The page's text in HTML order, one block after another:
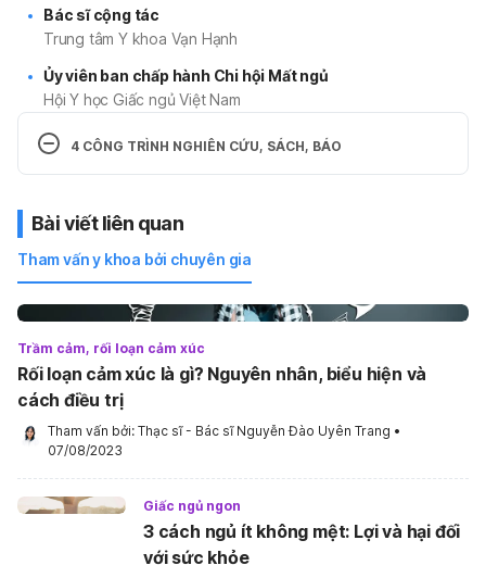
Bác sĩ cộng tác
Trung tâm Y khoa Vạn Hạnh
Ủy viên ban chấp hành Chi hội Mất ngủ
Hội Y học Giấc ngủ Việt Nam
4 CÔNG TRÌNH NGHIÊN CỨU, SÁCH, BÁO
giá trị của thang đo Hamilton D-17 phiên bản
Tiếng Việt”
Tác giả chính bài báo “Nhận thức về bệnh ở
bệnh nhân trầm cảm tại phòng khám Tâm Thần
Chí Minh” xuất bản trên tạp chí Y Dược thực
hành 175, số 28 – 12/2021
Đồng tác giả của bài báo “Tỷ lệ rối loạn trầm
cảm chủ yếu và các yếu tố liên quan ở người
cao tuổi nằm viện nội trú tại bệnh viện Nguyễn
Tri Phương” xuất bản trên tạp chí Y Dược thực
hành 175, số 28 – 12/2021.
Đồng tác giả bài báo “Rối loạn lưỡng cực và
Bài viết liên quan
Tham vấn y khoa bởi chuyên gia
Trầm cảm, rối loạn cảm xúc
Rối loạn cảm xúc là gì? Nguyên nhân, biểu hiện và
cách điều trị
Tham vấn bởi: Thạc sĩ - Bác sĩ Nguyễn Đào Uyên Trang •
07/08/2023
Giấc ngủ ngon
3 cách ngủ ít không mệt: Lợi và hại đối
với sức khỏe